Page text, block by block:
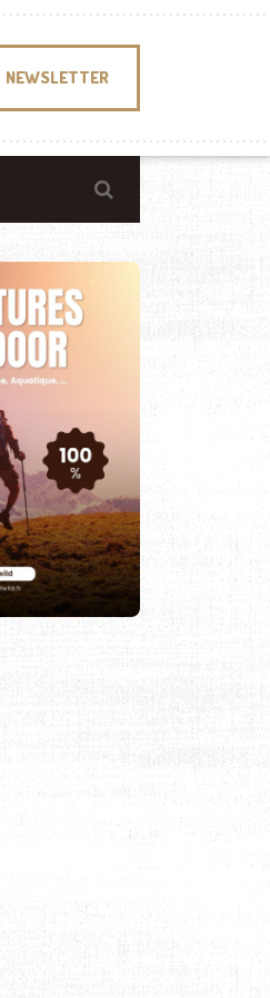
NEWSLETTER